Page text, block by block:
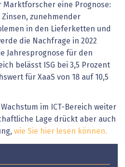
Marktforscher eine Prognose:
Zinsen, zunehmender
in den Lieferketten und
die Nachfrage in 2022
Jahresprognose für den
belässt ISG bei 3,5 Prozent
für XaaS von 18 auf 10,5
im ICT-Bereich weiter
Lage drückt aber auch
wie Sie hier lesen können.